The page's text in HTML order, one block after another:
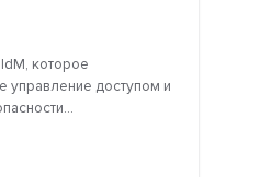
которое
управление доступом и